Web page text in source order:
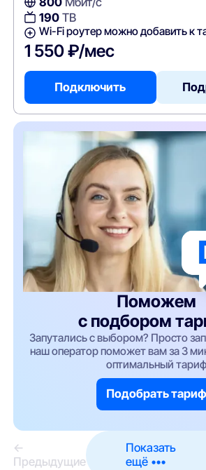
190ТВ
Wi-Fi роутер можно добавить к
1 550 ₽/мес
Подключить
Поможем
с подбором
Запутались с выбором? Просто
наш оператор поможет вам за 3
оптимальный тариф
Подобрать тариф
←
Предыдущие
Показать
ещё •••